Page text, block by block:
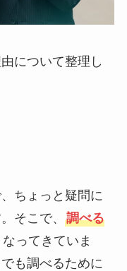
について整理し
ちょっと疑問に
そこで、 調べる
ってきていま
も調べるために